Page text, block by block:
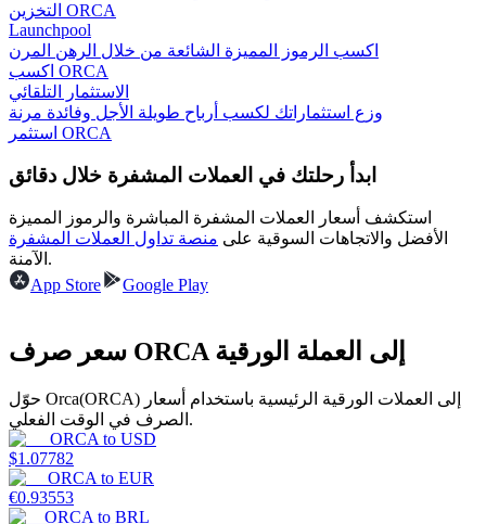
يكسب
خنزير الطاقة
احصل على مكافآت تنافسية يوميًا
التخزين ORCA
Launchpool
اكسب الرموز المميزة الشائعة من خلال الرهن المرن
اكسب ORCA
الاستثمار التلقائي
وزع استثماراتك لكسب أرباح طويلة الأجل وفائدة مرنة
استثمر ORCA
ابدأ رحلتك في العملات المشفرة خلال دقائق
استكشف أسعار العملات المشفرة المباشرة والرموز المميزة
الأفضل والاتجاهات السوقية على منصة تداول العملات المشفرة
الآمنة.
App Store
Google Play
سعر صرف ORCA إلى العملة الورقية
حوّل Orca(ORCA) إلى العملات الورقية الرئيسية باستخدام أسعار
الصرف في الوقت الفعلي.
ORCA to USD
$1.07782
ORCA to EUR
€0.93553
ORCA to BRL